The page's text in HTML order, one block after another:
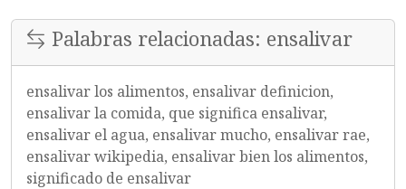
Palabras relacionadas: ensalivar
ensalivar los alimentos, ensalivar definicion,
ensalivar la comida, que significa ensalivar,
ensalivar el agua, ensalivar mucho, ensalivar rae,
ensalivar wikipedia, ensalivar bien los alimentos,
significado de ensalivar